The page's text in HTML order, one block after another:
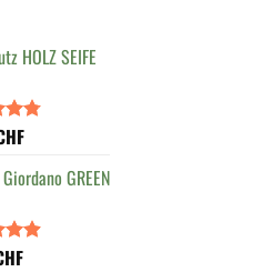
HOLZ SEIFE
GREEN